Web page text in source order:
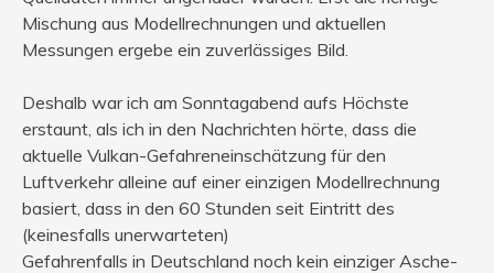
Mischung aus Modellrechnungen und aktuellen
Messungen ergebe ein zuverlässiges Bild.
Deshalb war ich am Sonntagabend aufs Höchste
erstaunt, als ich in den Nachrichten hörte, dass die
aktuelle Vulkan-Gefahreneinschätzung für den
Luftverkehr alleine auf einer einzigen Modellrechnung
basiert, dass in den 60 Stunden seit Eintritt des
(keinesfalls unerwarteten)
Gefahrenfalls in Deutschland noch kein einziger Asche-